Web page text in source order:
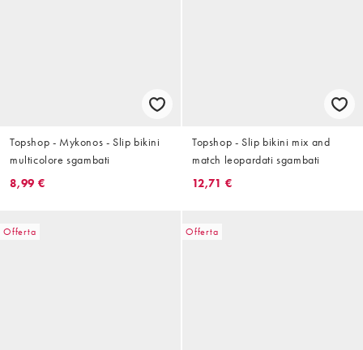
Topshop - Mykonos - Slip bikini
multicolore sgambati
8,99 €
Topshop - Slip bikini mix and
match leopardati sgambati
12,71 €
Offerta Offerta